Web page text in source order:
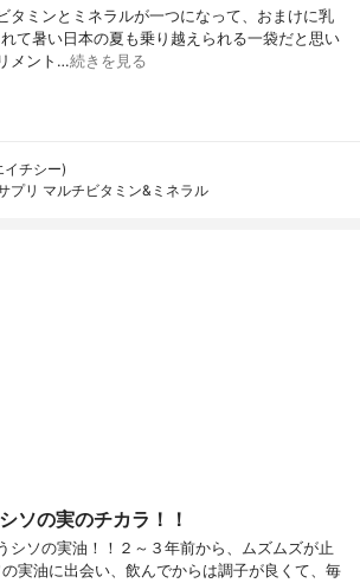
タミンとミネラルが一つになって、おまけに乳
て暑い日本の夏も乗り越えられる一袋だと思い
メント…続きを見る
イチシー)
プリ マルチビタミン&ミネラル
ソの実のチカラ！！
シソの実油！！２～３年前から、ムズムズが止
実油に出会い、飲んでからは調子が良くて、毎